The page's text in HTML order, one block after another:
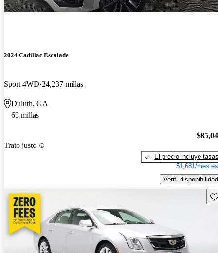
2024 Cadillac Escalade
Sport 4WD 24,237 millas
Duluth, GA
63 millas
Trato justo
El precio incluye tasas
$1,681/mes
Verif. disponibilidad